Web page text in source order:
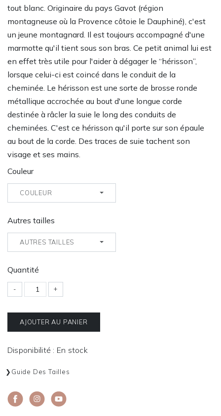
tout blanc. Originaire du pays Gavot (région
montagneuse où la Provence côtoie le Dauphiné), c'est
un jeune montagnard. Il est toujours accompagné d'une
marmotte qu'il tient sous son bras. Ce petit animal lui est
en effet très utile pour l'aider à dégager le “hérisson”,
lorsque celui-ci est coincé dans le conduit de la
cheminée. Le hérisson est une sorte de brosse ronde
métallique accrochée au bout d'une longue corde
destinée à râcler la suie le long des conduits de
cheminées. C'est ce hérisson qu'il porte sur son épaule
au bout de la corde. Des traces de suie tachent son
visage et ses mains.
Couleur
COULEUR
Autres tailles
AUTRES TAILLES
Quantité
- +
AJOUTER AU PANIER
Disponibilité : En stock
Guide Des Tailles